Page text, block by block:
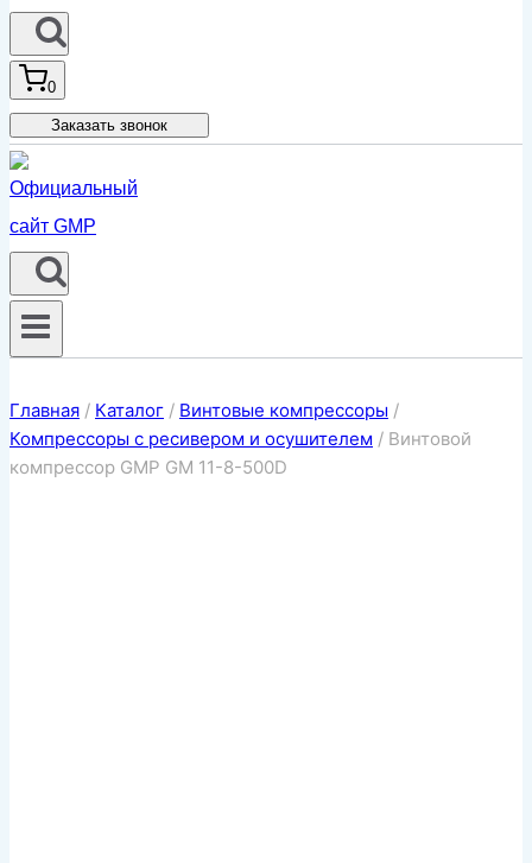
0
Заказать звонок
Главная / Каталог / Винтовые компрессоры /
Компрессоры с ресивером и осушителем / Винтовой
компрессор GMP GM 11-8-500D